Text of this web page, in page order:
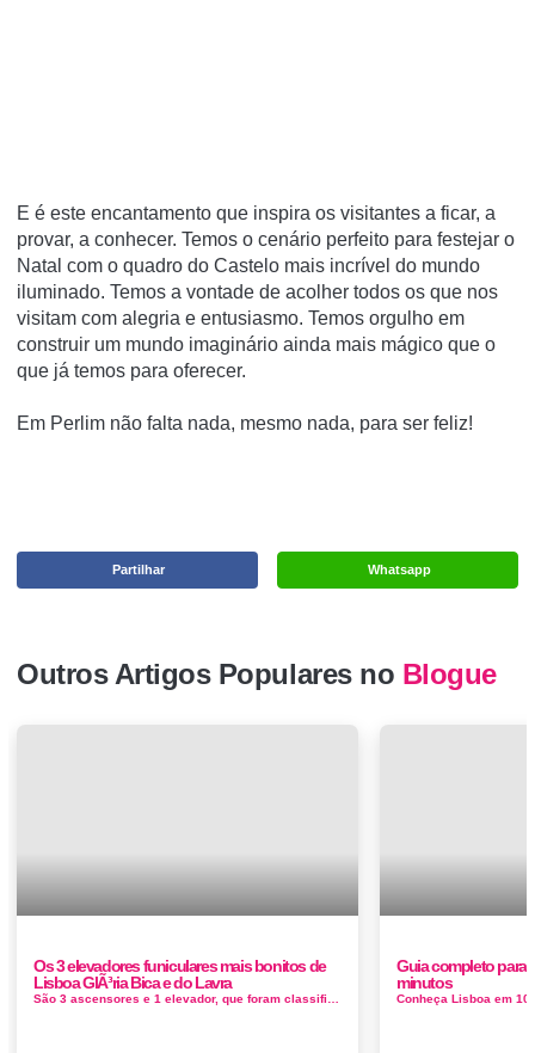
E é este encantamento que inspira os visitantes a ficar, a
provar, a conhecer. Temos o cenário perfeito para festejar o
Natal com o quadro do Castelo mais incrível do mundo
iluminado. Temos a vontade de acolher todos os que nos
visitam com alegria e entusiasmo. Temos orgulho em
construir um mundo imaginário ainda mais mágico que o
que já temos para oferecer.
Em Perlim não falta nada, mesmo nada, para ser feliz!
Whatsapp
Partilhar
Outros Artigos Populares no Blogue
Os 3 elevadores funiculares mais bonitos de
Lisboa GlÃ³ria Bica e do Lavra
Guia completo para
minutos